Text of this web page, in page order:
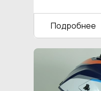
Подробнее